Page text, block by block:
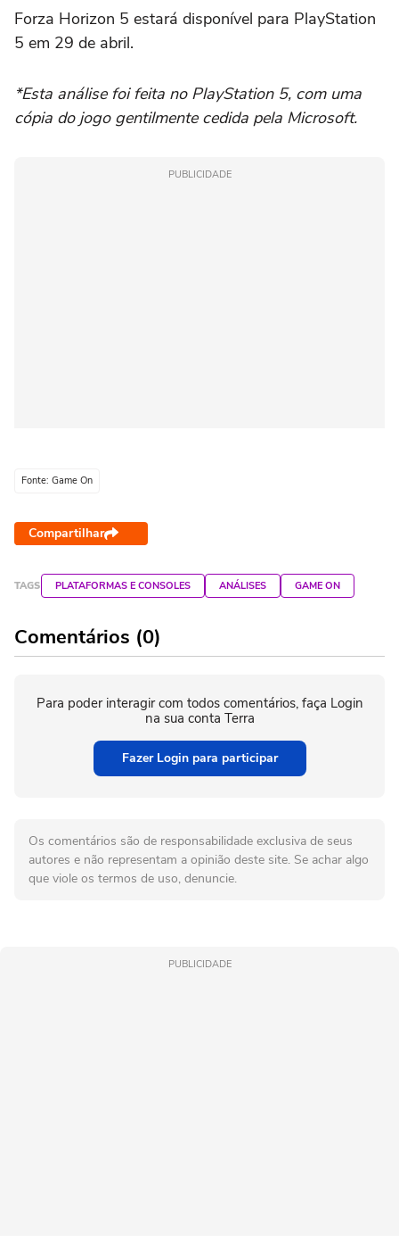
Forza Horizon 5 estará disponível para PlayStation
5 em 29 de abril.
*Esta análise foi feita no PlayStation 5, com uma
cópia do jogo gentilmente cedida pela Microsoft.
PUBLICIDADE
Fonte: Game On
Compartilhar
TAGS PLATAFORMAS E CONSOLES ANÁLISES GAME ON
Comentários (0)
Para poder interagir com todos comentários, faça Login
na sua conta Terra
Fazer Login para participar
Os comentários são de responsabilidade exclusiva de seus
autores e não representam a opinião deste site. Se achar algo
que viole os termos de uso, denuncie.
PUBLICIDADE